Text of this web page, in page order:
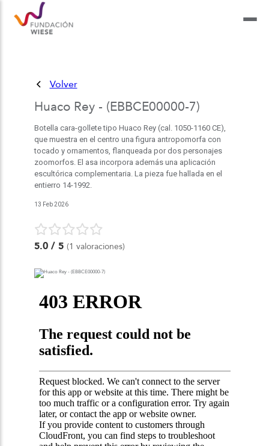
Volver
Huaco Rey - (EBBCE00000-7)
Botella cara-gollete tipo Huaco Rey (cal. 1050-1160 CE),
que muestra en el centro una figura antropomorfa con
tocado y ornamentos, flanqueada por dos personajes
zoomorfos. El asa incorpora además una aplicación
escultórica complementaria. La pieza fue hallada en el
entierro 14-1992.
13 Feb 2026
5.0/ 5 (1 valoraciones)